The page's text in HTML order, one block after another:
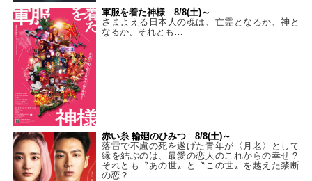
軍服を着た神様 8/8(土)～
さまよえる日本人の魂は、亡霊となるか、神と
なるか、それとも…
赤い糸 輪廻のひみつ 8/8(土)～
落雷で不慮の死を遂げた青年が〈月老〉として
縁を結ぶのは、最愛の恋人のこれからの幸せ？
それとも〝あの世〟と〝この世〟を越えた禁断
の恋？